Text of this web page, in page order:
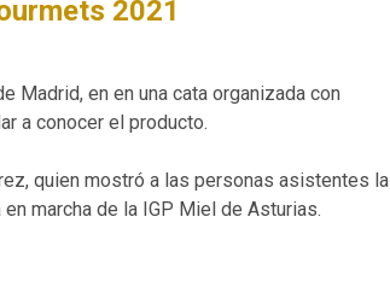
2021
Madrid, en en una cata organizada con
a conocer el producto.
quien mostró a las personas asistentes la
marcha de la IGP Miel de Asturias.